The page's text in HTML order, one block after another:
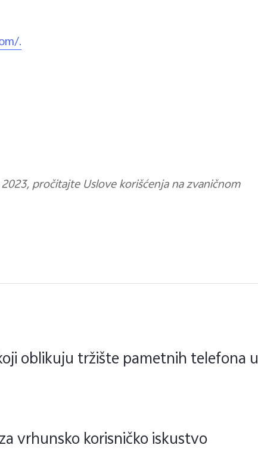
.
pročitajte Uslove korišćenja na zvaničnom
oblikuju tržište pametnih telefona u
vrhunsko korisničko iskustvo